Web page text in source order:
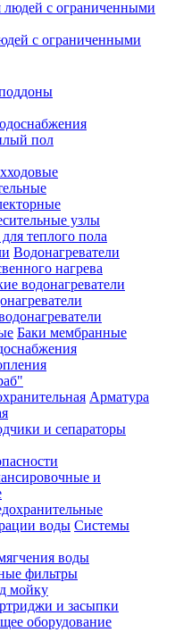
с ограниченными
пол
узлы
теплого пола
Водонагреватели
нагрева
водонагреватели
Баки мембранные
Арматура
и сепараторы
и
Системы
воды
фильтры
мойку
и засыпки
оборудование